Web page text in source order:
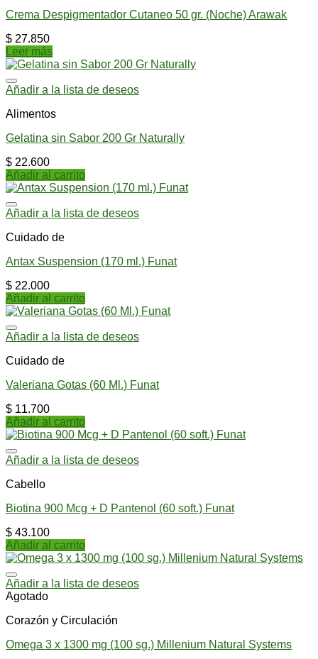
Crema Despigmentador Cutaneo 50 gr. (Noche) Arawak
$ 27.850
Leer más
Añadir a la lista de deseos
Alimentos
Gelatina sin Sabor 200 Gr Naturally
$ 22.600
Añadir al carrito
Añadir a la lista de deseos
Cuidado de
Antax Suspension (170 ml.) Funat
$ 22.000
Añadir al carrito
Añadir a la lista de deseos
Cuidado de
Valeriana Gotas (60 Ml.) Funat
$ 11.700
Añadir al carrito
Añadir a la lista de deseos
Cabello
Biotina 900 Mcg + D Pantenol (60 soft.) Funat
$ 43.100
Añadir al carrito
Añadir a la lista de deseos
Agotado
Corazón y Circulación
Omega 3 x 1300 mg (100 sg.) Millenium Natural Systems